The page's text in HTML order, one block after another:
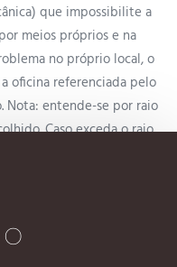
que impossibilite a
meios próprios e na
no próprio local, o
oficina referenciada pelo
entende-se por raio
Caso exceda o raio
do reboque. Caso o
final de semana e
para a residência do
dia útil, caso o